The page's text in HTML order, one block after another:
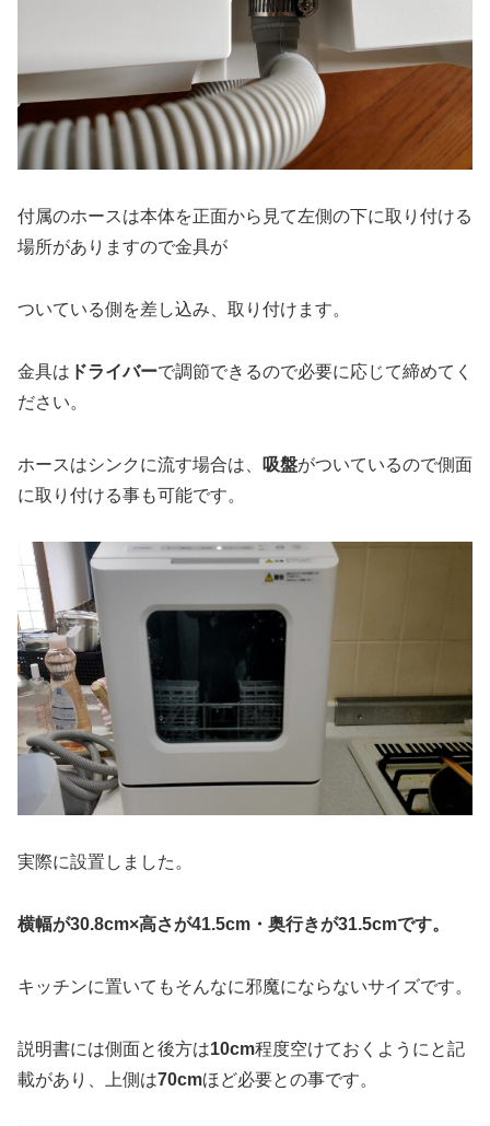
付属のホースは本体を正面から見て左側の下に取り付ける
場所がありますので金具が
ついている側を差し込み、取り付けます。
金具は ドライバーで調節できるので必要に応じて締めてく
ださい。
ホースはシンクに流す場合は、 吸盤がついているので側面
に取り付ける事も可能です。
実際に設置しました。
横幅が30.8cm×高さが41.5cm・奥行きが31.5cmです。
キッチンに置いてもそんなに邪魔にならないサイズです。
説明書には側面と後方は10cm程度空けておくようにと記
載があり、上側は70cmほど必要との事です。